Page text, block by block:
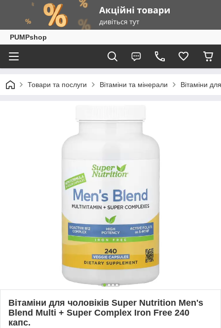
PUMPshop
Товари та послуги Вітаміни та мінерали Вітаміни
Вітаміни для чоловіків Super Nutrition Men's
Blend Multi + Super Complex Iron Free 240
капс.